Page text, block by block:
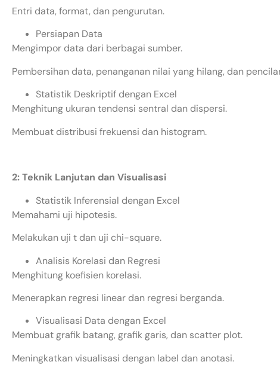
Entri data, format, dan pengurutan.
Persiapan Data
Mengimpor data dari berbagai sumber.
Pembersihan data, penanganan nilai yang hilang, dan
Statistik Deskriptif dengan Excel
Menghitung ukuran tendensi sentral dan dispersi.
Membuat distribusi frekuensi dan histogram.
2: Teknik Lanjutan dan Visualisasi
Statistik Inferensial dengan Excel
Memahami uji hipotesis.
Melakukan uji t dan uji chi-square.
Analisis Korelasi dan Regresi
Menghitung koefisien korelasi.
Menerapkan regresi linear dan regresi berganda.
Visualisasi Data dengan Excel
Membuat grafik batang, grafik garis, dan scatter plot.
Meningkatkan visualisasi dengan label dan anotasi.